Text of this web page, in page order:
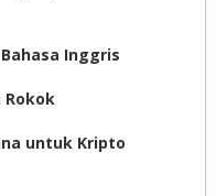
Inggris
Rokok
untuk Kripto